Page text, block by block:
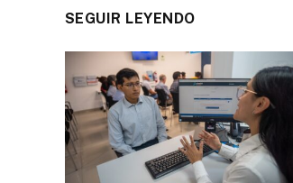
SEGUIR LEYENDO